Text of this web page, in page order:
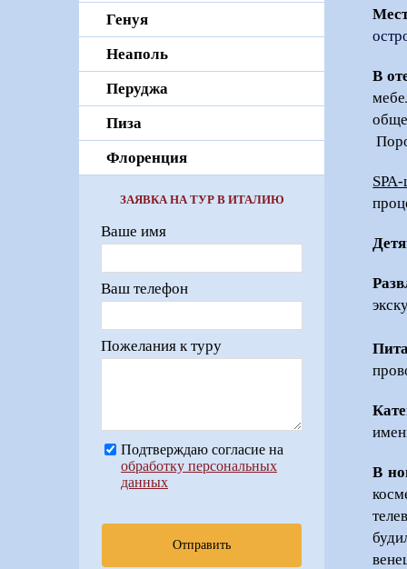
В
В
Генуя
Неаполь
Перуджа
Пиза
Флоренция
ЗАЯВКА НА ТУР В ИТАЛИЮ
Ваше имя
Ваш телефон
Пожелания к туру
Подтверждаю согласие на
обработку персональных
данных
Отправить